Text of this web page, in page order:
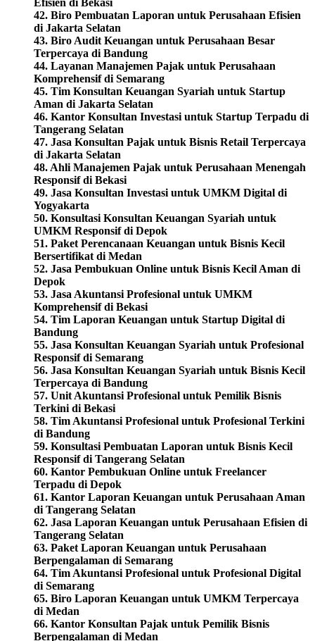
42. Biro Pembuatan Laporan untuk Perusahaan Efisien
di Jakarta Selatan
43. Biro Audit Keuangan untuk Perusahaan Besar
Terpercaya di Bandung
44. Layanan Manajemen Pajak untuk Perusahaan
Komprehensif di Semarang
45. Tim Konsultan Keuangan Syariah untuk Startup
Aman di Jakarta Selatan
46. Kantor Konsultan Investasi untuk Startup Terpadu di
Tangerang Selatan
47. Jasa Konsultan Pajak untuk Bisnis Retail Terpercaya
di Jakarta Selatan
48. Ahli Manajemen Pajak untuk Perusahaan Menengah
Responsif di Bekasi
49. Jasa Konsultan Investasi untuk UMKM Digital di
Yogyakarta
50. Konsultasi Konsultan Keuangan Syariah untuk
UMKM Responsif di Depok
51. Paket Perencanaan Keuangan untuk Bisnis Kecil
Bersertifikat di Medan
52. Jasa Pembukuan Online untuk Bisnis Kecil Aman di
Depok
53. Jasa Akuntansi Profesional untuk UMKM
Komprehensif di Bekasi
54. Tim Laporan Keuangan untuk Startup Digital di
Bandung
55. Jasa Konsultan Keuangan Syariah untuk Profesional
Responsif di Semarang
56. Jasa Konsultan Keuangan Syariah untuk Bisnis Kecil
Terpercaya di Bandung
57. Unit Akuntansi Profesional untuk Pemilik Bisnis
Terkini di Bekasi
58. Tim Akuntansi Profesional untuk Profesional Terkini
di Bandung
59. Konsultasi Pembuatan Laporan untuk Bisnis Kecil
Responsif di Tangerang Selatan
60. Kantor Pembukuan Online untuk Freelancer
Terpadu di Depok
61. Kantor Laporan Keuangan untuk Perusahaan Aman
di Tangerang Selatan
62. Jasa Laporan Keuangan untuk Perusahaan Efisien di
Tangerang Selatan
63. Paket Laporan Keuangan untuk Perusahaan
Berpengalaman di Semarang
64. Tim Akuntansi Profesional untuk Profesional Digital
di Semarang
65. Biro Laporan Keuangan untuk UMKM Terpercaya
di Medan
66. Kantor Konsultan Pajak untuk Pemilik Bisnis
Berpengalaman di Medan